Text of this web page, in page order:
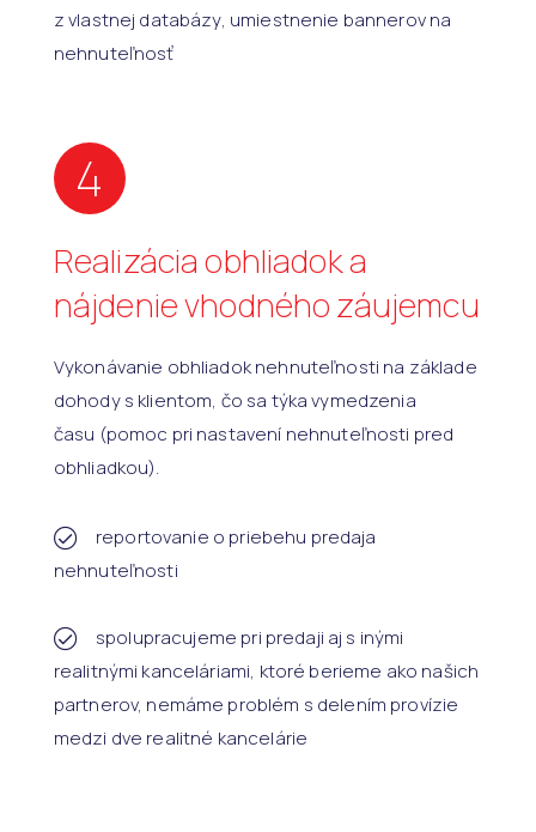
z vlastnej databázy, umiestnenie bannerov na
nehnuteľnosť
4
Realizácia obhliadok a
nájdenie vhodného záujemcu
Vykonávanie obhliadok nehnuteľnosti na základe
dohody s klientom, čo sa týka vymedzenia
času (pomoc pri nastavení nehnuteľnosti pred
obhliadkou).
reportovanie o priebehu predaja
nehnuteľnosti
spolupracujeme pri predaji aj s inými
realitnými kanceláriami, ktoré berieme ako našich
partnerov, nemáme problém s delením provízie
medzi dve realitné kancelárie